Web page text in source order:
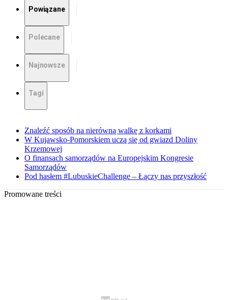
Powiązane
Polecane
Najnowsze
Tagi
Znaleźć sposób na nierówną walkę z korkami
W Kujawsko-Pomorskiem uczą się od gwiazd Doliny
Krzemowej
O finansach samorządów na Europejskim Kongresie
Samorządów
Pod hasłem #LubuskieChallenge – Łączy nas przyszłość
Promowane treści